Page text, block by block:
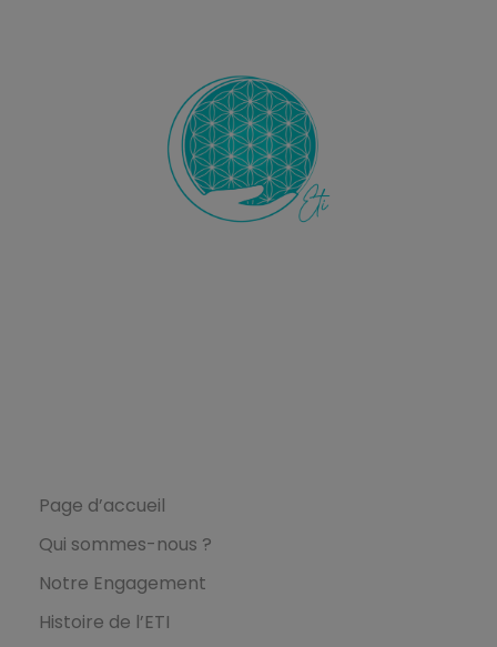
Page d’accueil
Qui sommes-nous ?
Notre Engagement
Histoire de l’ETI